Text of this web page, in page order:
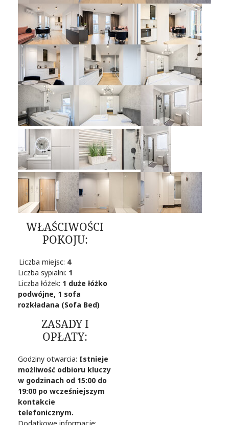
WŁAŚCIWOŚCI
POKOJU:
Liczba miejsc: 4
Liczba sypialni: 1
Liczba łóżek: 1 duże łóżko
podwójne, 1 sofa
rozkładana (Sofa Bed)
ZASADY I
OPŁATY:
Godziny otwarcia: Istnieje
możliwość odbioru kluczy
w godzinach od 15:00 do
19:00 po wcześniejszym
kontakcie
telefonicznym.